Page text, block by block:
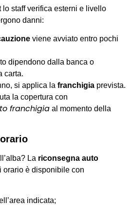
staff verifica esterni e livello
danni:
viene avviato entro pochi
dipendono dalla banca o
carta.
si applica la franchigia prevista.
la copertura con
franchigia al momento della
La riconsegna auto
orario è disponibile con
indicata;